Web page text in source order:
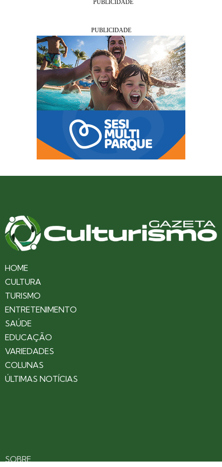
HOME
CULTURA
TURISMO
ENTRETENIMENTO
SAÚDE
EDUCAÇÃO
VARIEDADES
COLUNAS
ÚLTIMAS NOTÍCIAS
SOBRE